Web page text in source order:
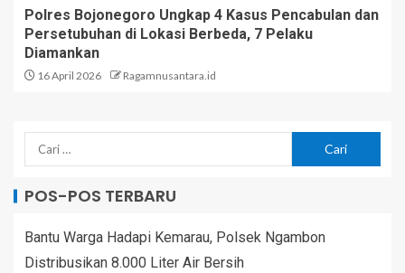
Polres Bojonegoro Ungkap 4 Kasus Pencabulan dan
Persetubuhan di Lokasi Berbeda, 7 Pelaku
Diamankan
16 April 2026 Ragamnusantara.id
POS-POS TERBARU
Bantu Warga Hadapi Kemarau, Polsek Ngambon
Distribusikan 8.000 Liter Air Bersih